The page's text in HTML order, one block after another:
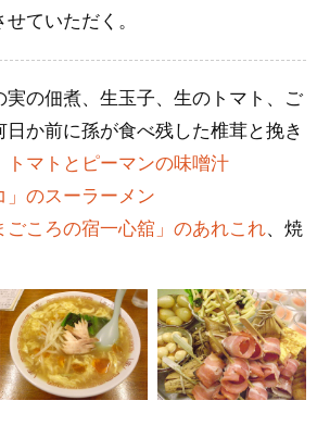
ていただく。
の佃煮、生玉子、生のトマト、ご
か前に孫が食べ残した椎茸と挽き
トマトとピーマンの味噌汁
」のスーラーメン
ごころの宿一心舘」のあれこれ、焼